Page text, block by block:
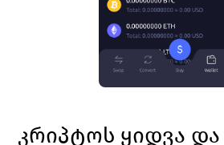
კრიპტოს ყიდვა და